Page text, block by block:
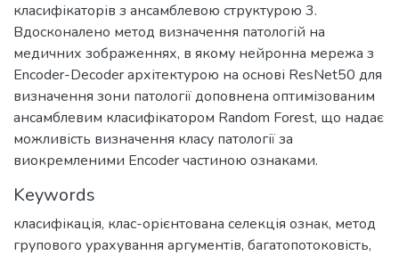
класифікаторів з ансамблевою структурою 3.
Вдосконалено метод визначення патологій на
медичних зображеннях, в якому нейронна мережа з
Encoder-Decoder архітектурою на основі ResNet50 для
визначення зони патології доповнена оптимізованим
ансамблевим класифікатором Random Forest, що надає
можливість визначення класу патології за
виокремленими Encoder частиною ознаками.
Keywords
класифікація, клас-орієнтована селекція ознак, метод
групового урахування аргументів, багатопотоковість,